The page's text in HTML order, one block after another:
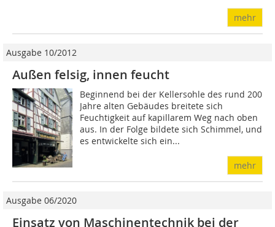
mehr
Ausgabe 10/2012
Außen felsig, innen feucht
Beginnend bei der Kellersohle des rund 200
Jahre alten Gebäudes breitete sich
Feuchtigkeit auf kapillarem Weg nach oben
aus. In der Folge bildete sich Schimmel, und
es entwickelte sich ein...
mehr
Ausgabe 06/2020
Einsatz von Maschinentechnik bei der